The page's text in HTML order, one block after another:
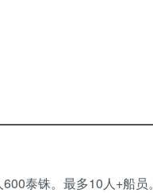
泰铢。最多10人+船员。